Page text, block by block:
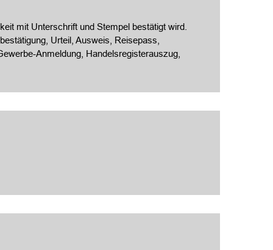
mit Unterschrift und Stempel bestätigt wird.
Urteil, Ausweis, Reisepass,
Anmeldung, Handelsregisterauszug,